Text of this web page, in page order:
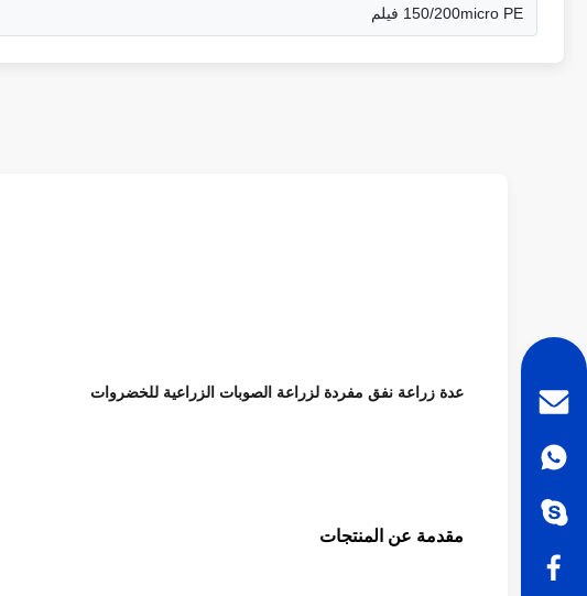
150/200micro PE فيلم
عدة زراعة نفق مفردة لزراعة الصوبات الزراعية للخضروات
مقدمة عن المنتجات